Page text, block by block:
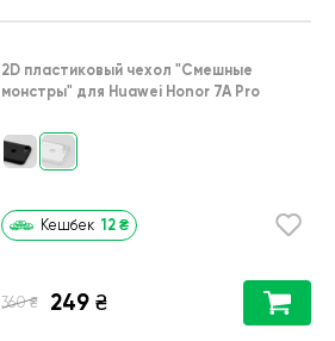
2D пластиковый чехол "Cмешные
монстры" для Huawei Honor 7A Pro
Кешбек 12 ₴
360 ₴ 249 ₴